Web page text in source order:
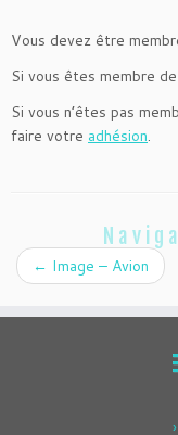
Vous devez être
Si vous êtes membre
Si vous n’êtes pas
faire votre adhésion.
← Image – Avion